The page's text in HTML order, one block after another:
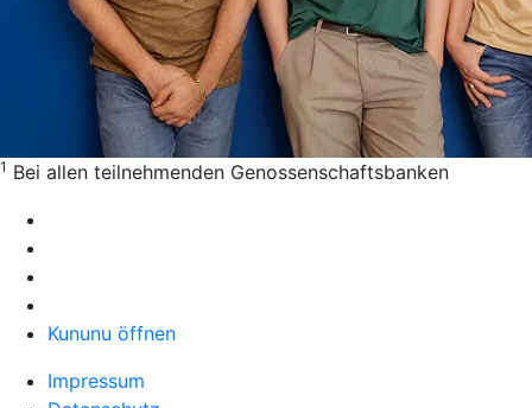
1 Bei allen teilnehmenden Genossenschaftsbanken
Kununu öffnen
Impressum